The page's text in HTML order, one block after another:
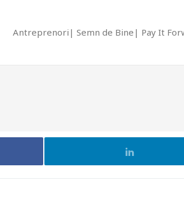
Antreprenori Semn de Bine Pay It